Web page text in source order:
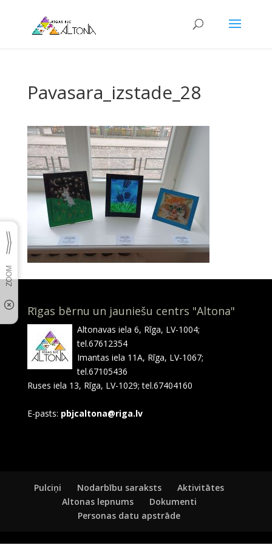
Pavasara_izstade_28
Rīgas bērnu un jauniešu centrs "Altona"
Altonavas iela 6, Rīga, LV-1004;
tel.67612354
Imantas iela 11A, Rīga, LV-1067;
tel.67105436
Ruses iela 13, Rīga, LV-1029; tel.67404160
E-pasts: pbjcaltona@riga.lv
Pulciņi Nodarbību saraksts
Aktivitātes
Altonas lepnums
Dokumenti
Personas datu apstrāde